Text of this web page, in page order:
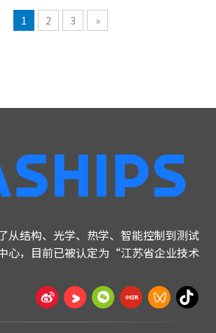
1 2 3 »
从结构、光学、热学、智能控制到测试
心，目前已被认定为“江苏省企业技术